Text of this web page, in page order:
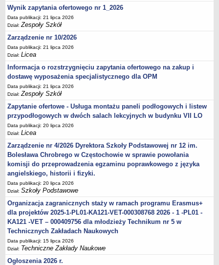
Wynik zapytania ofertowego nr 1_2026
Data publikacji: 21 lipca 2026
Dział:Zespoły Szkół
Zarządzenie nr 10/2026
Data publikacji: 21 lipca 2026
Dział:Licea
Informacja o rozstrzygnięciu zapytania ofertowego na zakup i
dostawę wyposażenia specjalistycznego dla OPM
Data publikacji: 21 lipca 2026
Dział:Zespoły Szkół
Zapytanie ofertowe - Usługa montażu paneli podłogowych i listew
przypodłogowych w dwóch salach lekcyjnych w budynku VII LO
Data publikacji: 20 lipca 2026
Dział:Licea
Zarządzenie nr 4/2026 Dyrektora Szkoły Podstawowej nr 12 im.
Bolesława Chrobrego w Częstochowie w sprawie powołania
komisji do przeprowadzenia egzaminu poprawkowego z języka
angielskiego, historii i fizyki.
Data publikacji: 20 lipca 2026
Dział:Szkoły Podstawowe
Organizacja zagranicznych staży w ramach programu Erasmus+
dla projektów 2025-1-PL01-KA121-VET-000308768 2026 - 1 -PL01 -
KA121 -VET – 000409756 dla młodzieży Technikum nr 5 w
Technicznych Zakładach Naukowych
Data publikacji: 15 lipca 2026
Dział: Techniczne Zakłady Naukowe
Ogłoszenia 2026 r.